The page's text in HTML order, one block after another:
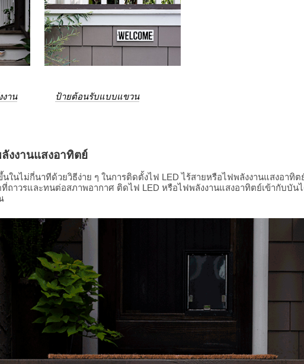
าน
ป้ายต้อนรับแบบแขวน
งงานแสงอาทิตย์
นไม่กี่นาทีด้วยวิธีง่าย ๆ ในการติดตั้งไฟ LED ไร้สายหรือไฟพลังงานแสงอาทิต
ถาวรและทนต่อสภาพอากาศ ติดไฟ LED หรือไฟพลังงานแสงอาทิตย์เข้ากับบัน